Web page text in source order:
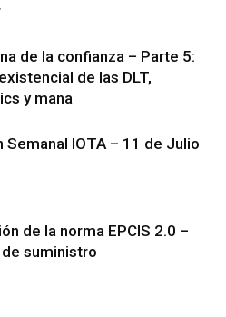
de la confianza – Parte 5:
de las DLT,
y mana
Semanal IOTA – 11 de Julio
de la norma EPCIS 2.0 –
de suministro